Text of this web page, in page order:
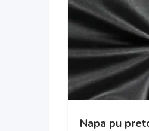
Napa pu preto madri